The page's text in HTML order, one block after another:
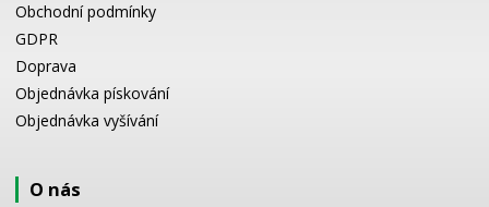
Obchodní podmínky
GDPR
Doprava
Objednávka pískování
Objednávka vyšívání
O nás